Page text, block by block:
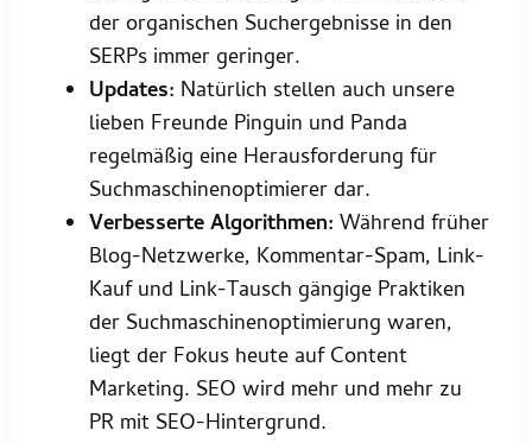
der organischen Suchergebnisse in den
SERPs immer geringer.
Updates: Natürlich stellen auch unsere
lieben Freunde Pinguin und Panda
regelmäßig eine Herausforderung für
Suchmaschinenoptimierer dar.
Verbesserte Algorithmen: Während früher
Blog-Netzwerke, Kommentar-Spam, Link-
Kauf und Link-Tausch gängige Praktiken
der Suchmaschinenoptimierung waren,
liegt der Fokus heute auf Content
Marketing. SEO wird mehr und mehr zu
PR mit SEO-Hintergrund.